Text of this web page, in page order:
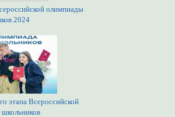
олимпиады
2024
этапа Всероссийской